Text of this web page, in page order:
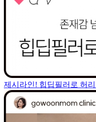
제시라인! 힙딥필러로 허